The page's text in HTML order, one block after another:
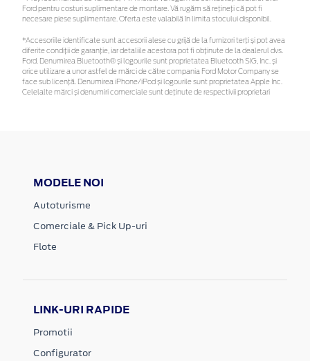
Ford pentru costuri suplimentare de montare. Vă rugăm să rețineți că pot fi
necesare piese suplimentare. Oferta este valabilă în limita stocului disponibil.
*Accesoriile identificate sunt accesorii alese cu grijă de la furnizori terți și pot avea
diferite condiții de garanție, iar detaliile acestora pot fi obținute de la dealerul dvs.
Ford. Denumirea Bluetooth® și logourile sunt proprietatea Bluetooth SIG, Inc. și
orice utilizare a unor astfel de mărci de către compania Ford Motor Company se
face sub licență. Denumirea iPhone/iPod și logourile sunt proprietatea Apple Inc.
Celelalte mărci și denumiri comerciale sunt deținute de respectivii proprietari
MODELE NOI
Autoturisme
Comerciale & Pick Up-uri
Flote
LINK-URI RAPIDE
Promotii
Configurator